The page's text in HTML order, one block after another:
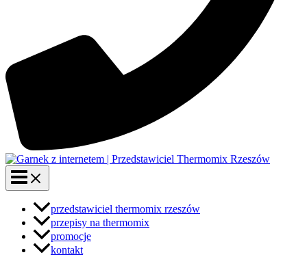
przedstawiciel thermomix rzeszów
przepisy na thermomix
promocje
kontakt